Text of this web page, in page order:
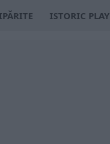
ISTORIC PLAY